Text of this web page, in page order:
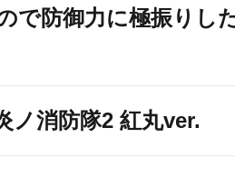
で防御力に極振りし
ノ消防隊2 紅丸ver.